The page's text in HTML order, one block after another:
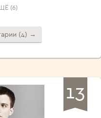
(6)
(4) →
13